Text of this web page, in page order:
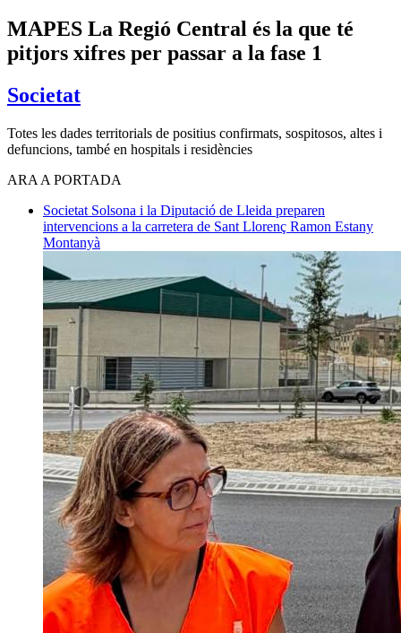
MAPES La Regió Central és la que té
pitjors xifres per passar a la fase 1
Societat
Totes les dades territorials de positius confirmats, sospitosos, altes i
defuncions, també en hospitals i residències
ARA A PORTADA
Societat Solsona i la Diputació de Lleida preparen
intervencions a la carretera de Sant Llorenç Ramon Estany
Montanyà